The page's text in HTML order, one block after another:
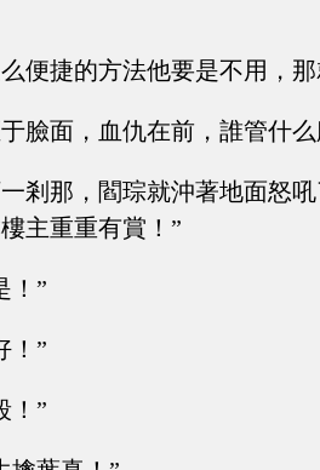
便捷的方法他要是不用，
臉面，血仇在前，誰管什
剎那，閻琮就沖著地面怒
主重重有賞！”
！”
！”
！”